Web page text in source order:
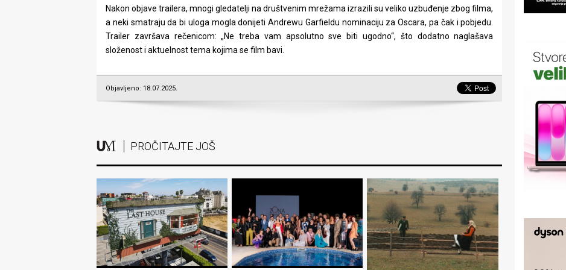
Nakon objave trailera, mnogi gledatelji na društvenim mrežama izrazili su veliko uzbuđenje zbog filma,
a neki smatraju da bi uloga mogla donijeti Andrewu Garfieldu nominaciju za Oscara, pa čak i pobjedu.
Trailer završava rečenicom: „Ne treba vam apsolutno sve biti ugodno“, što dodatno naglašava
složenost i aktuelnost tema kojima se film bavi.
Objavljeno: 18.07.2025.
PROČITAJTE JOŠ